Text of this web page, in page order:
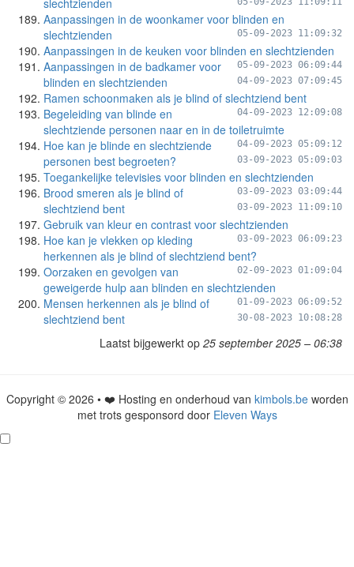
slechtzienden
Aanpassingen in de woonkamer voor blinden en
slechtzienden
05-09-2023 11:09:32
Aanpassingen in de keuken voor blinden en slechtzienden
05-09-2023 06:09:44
Aanpassingen in de badkamer voor
blinden en slechtzienden
04-09-2023 07:09:45
Ramen schoonmaken als je blind of slechtziend bent
04-09-2023 12:09:08
Begeleiding van blinde en
slechtziende personen naar en in de toiletruimte
04-09-2023 05:09:12
Hoe kan je blinde en slechtziende
personen best begroeten?
03-09-2023 05:09:03
Toegankelijke televisies voor blinden en slechtzienden
03-09-2023 03:09:44
Brood smeren als je blind of
slechtziend bent
03-09-2023 11:09:10
Gebruik van kleur en contrast voor slechtzienden
03-09-2023 06:09:23
Hoe kan je vlekken op kleding
herkennen als je blind of slechtziend bent?
02-09-2023 01:09:04
Oorzaken en gevolgen van
geweigerde hulp aan blinden en slechtzienden
01-09-2023 06:09:52
Mensen herkennen als je blind of
slechtziend bent
30-08-2023 10:08:28
Laatst bijgewerkt op 25 september 2025 – 06:38
Copyright © 2026 • ❤️ Hosting en onderhoud van kimbols.beworden
met trots gesponsord door Eleven Ways